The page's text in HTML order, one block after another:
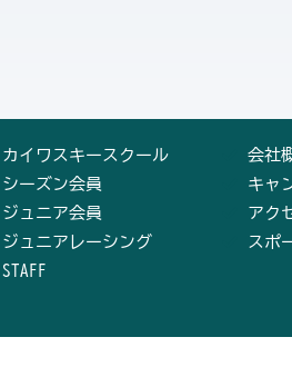
カイワスキースクール
シーズン会員
ジュニア会員
ジュニアレーシング
STAFF
会社
キャ
アク
スポ